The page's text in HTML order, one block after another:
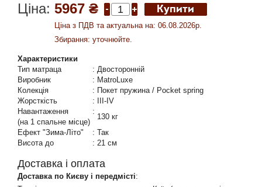
Ціна: 5967 ₴
Ціна з ПДВ та актуальна на: 06.08.2026р.
Збирання: уточнюйте.
Характеристики
Тип матраца
: Двосторонній
Виробник
: MatroLuxe
Колекція
: Покет пружина / Pocket spring
Жорсткість
:
III-IV
Навантаження
(на 1 спальне місце)
:
130 кг
Ефект "Зима-Літо"
: Так
Висота до
: 21 см
Доставка і оплата
Доставка по Києву і передмісті: